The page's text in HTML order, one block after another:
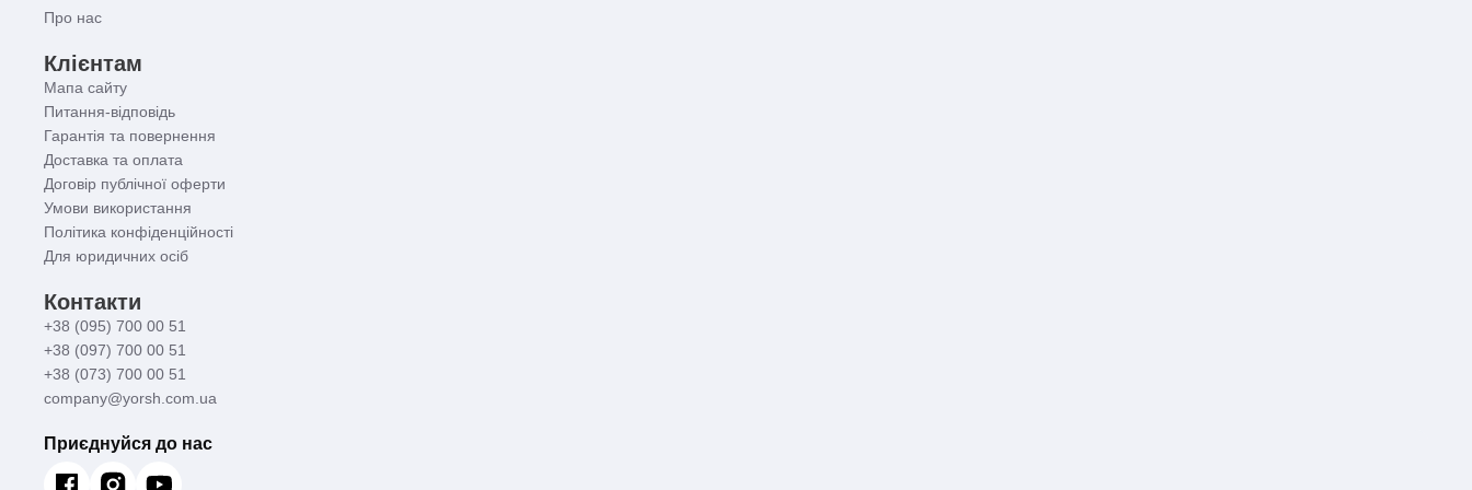
Про нас
Клієнтам
Мапа сайту
Питання-відповідь
Гарантія та повернення
Доставка та оплата
Договір публічної оферти
Умови використання
Політика конфіденційності
Для юридичних осіб
Контакти
+38 (095) 700 00 51
+38 (097) 700 00 51
+38 (073) 700 00 51
company@yorsh.com.ua
Приєднуйся до нас